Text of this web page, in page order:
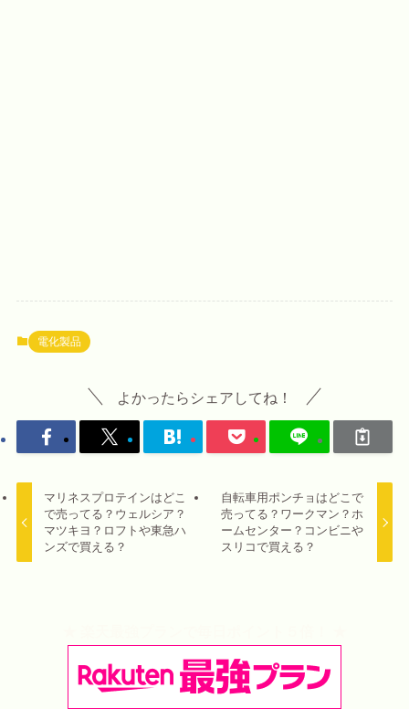
電化製品
よかったらシェアしてね！
マリネスプロテインはどこ
で売ってる？ウェルシア？
マツキヨ？ロフトや東急ハ
ンズで買える？
自転車用ポンチョはどこで
売ってる？ワークマン？ホ
ームセンター？コンビニや
スリコで買える？